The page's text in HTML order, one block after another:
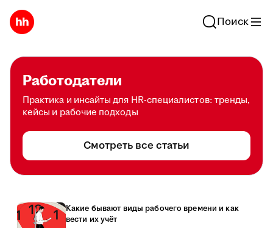
Поиск
Работодатели
Практика и инсайты для HR-специалистов: тренды,
кейсы и рабочие подходы
Смотреть все статьи
Какие бывают виды рабочего времени и как
вести их учёт